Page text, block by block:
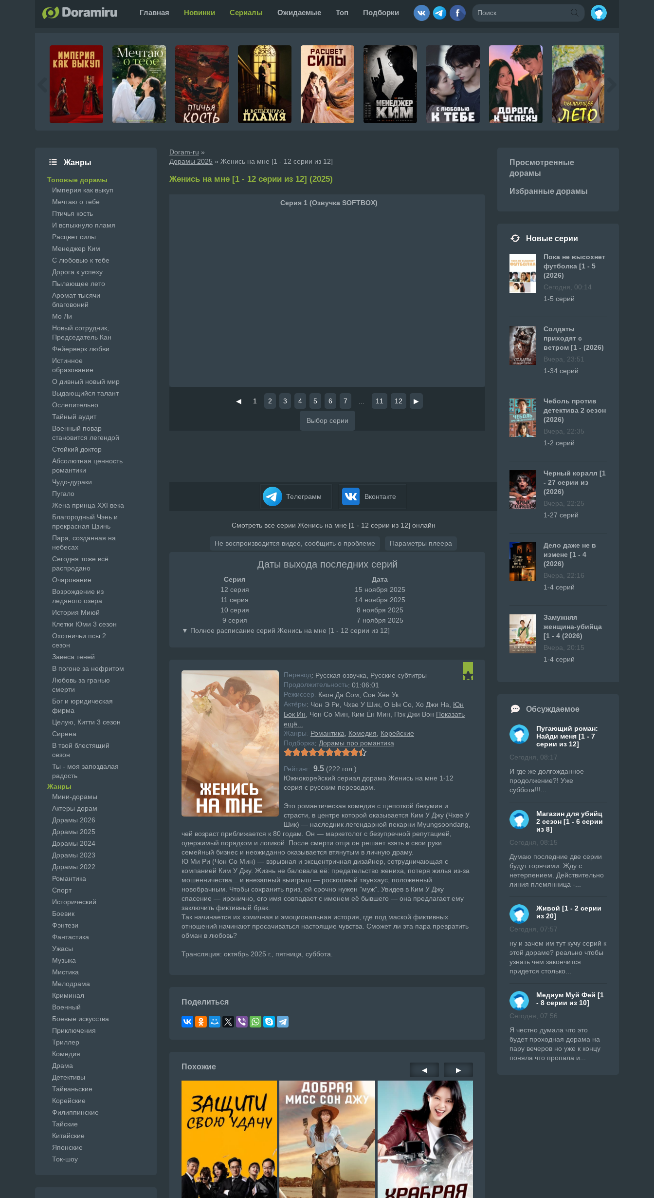
Главная Новинки Сериалы Ожидаемые Топ Подборки
Doram-ru »
Дорамы 2025 » Женись на мне [1 - 12 серии из 12]
Женись на мне [1 - 12 серии из 12] (2025)
Серия 1 (Озвучка SOFTBOX)
◀ 1 2 3 4 5 6 7 11 12 ▶
Телеграмм Вконтакте
Смотреть все серии Женись на мне [1 - 12 серии из 12] онлайн
Не воспроизводится видео, сообщить о проблеме Параметры плеера
Даты выхода последних серий
Серия
Дата
12 серия
15 ноября 2025
11 серия
14 ноября 2025
10 серия
8 ноября 2025
9 серия
7 ноября 2025
▼ Полное расписание серий Женись на мне [1 - 12 серии из 12]
Перевод: Русская озвучка, Русские субтитры
Продолжительность: 01:06:01
Режисcер: Квон Да Сом, Сон Хён Ук
Актёры: Чон Э Ри, Чхве У Шик, О Ын Со, Хо Джи На, Юн
Бок Ин , Чон Со Мин, Ким Ён Мин, Пэк Джи Вон Показать
ещё...
Жанры: Романтика Комедия
Корейские
Подборка: Дорамы про романтика
Рейтинг: 9.5 (222 гол.)
Южнокорейский сериал дорама Женись на мне 1-12
серия с русским переводом.
Это романтическая комедия с щепоткой безумия и
страсти, в центре которой оказывается Ким У Джу (Чхве У
Шик) — наследник легендарной пекарни Myungsoondang,
чей возраст приближается к 80 годам. Он — маркетолог с безупречной репутацией,
одержимый порядком и логикой. После смерти отца он решает взять в свои руки
семейный бизнес и неожиданно оказывается втянутым в личную драму.
Ю Ми Ри (Чон Со Мин) — взрывная и эксцентричная дизайнер, сотрудничающая с
компанией Ким У Джу. Жизнь не баловала её: предательство жениха, потеря жилья из-за
мошенничества... и внезапный выигрыш — роскошный таунхаус, положенный
новобрачным. Чтобы сохранить приз, ей срочно нужен "муж". Увидев в Ким У Джу
спасение — иронично, его имя совпадает с именем её бывшего — она предлагает ему
заключить фиктивный брак.
Так начинается их комичная и эмоциональная история, где под маской фиктивных
отношений начинают просачиваться настоящие чувства. Сможет ли эта пара превратить
обман в любовь?
Трансляция: октябрь 2025 г., пятница, суббота.
Поделиться
Похожие ◀ ▶
Жанры
Топовые дорамы
Империя как выкуп
Мечтаю о тебе
Птичья кость
И вспыхнуло пламя
Расцвет силы
Менеджер Ким
С любовью к тебе
Дорога к успеху
Пылающее лето
Аромат тысячи
благовоний
Мо Ли
Новый сотрудник,
Председатель Кан
Фейерверк любви
Истинное
образование
О дивный новый мир
Выдающийся талант
Ослепительно
Тайный аудит
Военный повар
становится легендой
Стойкий доктор
Абсолютная ценность
романтики
Чудо-дураки
Пугало
Жена принца XXI века
Благородный Чэнь и
прекрасная Цзинь
Пара, созданная на
небесах
Сегодня тоже всё
распродано
Очарование
Возрождение из
ледяного озера
История Миюй
Клетки Юми 3 сезон
Охотничьи псы 2
сезон
Завеса теней
В погоне за нефритом
Любовь за гранью
смерти
Бог и юридическая
фирма
Целую, Китти 3 сезон
Сирена
В твой блестящий
сезон
Ты - моя запоздалая
радость
Жанры
Мини-дорамы
Актеры дорам
Дорамы 2026
Дорамы 2025
Дорамы 2024
Дорамы 2023
Дорамы 2022
Романтика
Спорт
Исторический
Боевик
Фэнтези
Фантастика
Ужасы
Музыка
Мистика
Мелодрама
Криминал
Военный
Боевые искусства
Приключения
Триллер
Комедия
Драма
Детективы
Тайваньские
Корейские
Филиппинские
Тайские
Китайские
Японские
Ток-шоу
Просмотренные
дорамы
Избранные дорамы
Новые серии
Пока не высохнет
футболка [1 - 5
(2026)
Сегодня, 00:14
1-5 серий
Солдаты
приходят с
ветром [1 - (2026)
Вчера, 23:51
1-34 серий
Чеболь против
детектива 2 сезон
(2026)
Вчера, 22:35
1-2 серий
Черный коралл [1
- 27 серии из
(2026)
Вчера, 22:25
1-27 серий
Дело даже не в
измене [1 - 4
(2026)
Вчера, 22:16
1-4 серий
Замужняя
женщина-убийца
[1 - 4 (2026)
Вчера, 20:15
1-4 серий
Обсуждаемое
Пугающий роман:
Найди меня [1 - 7
серии из 12]
Сегодня, 08:17
И где же долгожданное
продолжение?! Уже
суббота!!!...
Магазин для убийц
2 сезон [1 - 6 серии
из 8]
Сегодня, 08:15
Думаю последние две серии
будут горячими. Жду с
нетерпением. Действительно
линия племянница -...
Живой [1 - 2 серии
из 20]
Сегодня, 07:57
ну и зачем им тут кучу серий к
этой дораме? реально чтобы
узнать чем закончится
придется столько...
Медиум Муй Фей [1
- 8 серии из 10]
Сегодня, 07:56
Я честно думала что это
будет проходная дорама на
пару вечеров но уже к концу
поняла что пропала и...